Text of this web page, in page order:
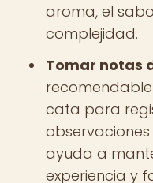
aroma, el
complejidad.
Tomar notas
cata para
ayuda a
experiencia y